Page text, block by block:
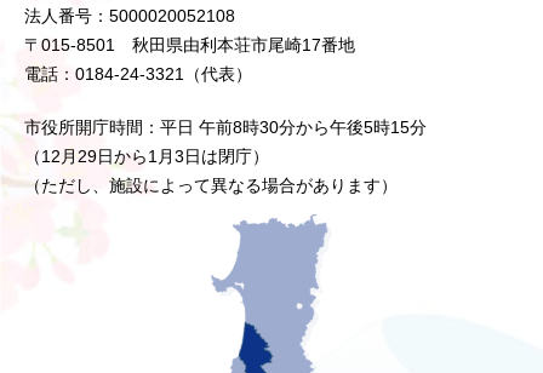
法人番号：5000020052108
〒015-8501 秋田県由利本荘市尾崎17番地
電話：0184-24-3321（代表）
市役所開庁時間：平日 午前8時30分から午後5時15分
（12月29日から1月3日は閉庁）
（ただし、施設によって異なる場合があります）